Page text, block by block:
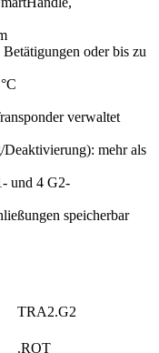
oder bis zu
verwaltet
mehr als
und 4 G2-
speicherbar
TRA2.G2
.ROT